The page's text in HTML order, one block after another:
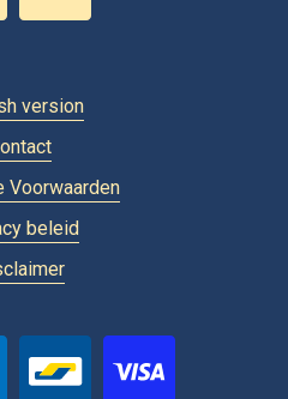
version
Voorwaarden
beleid